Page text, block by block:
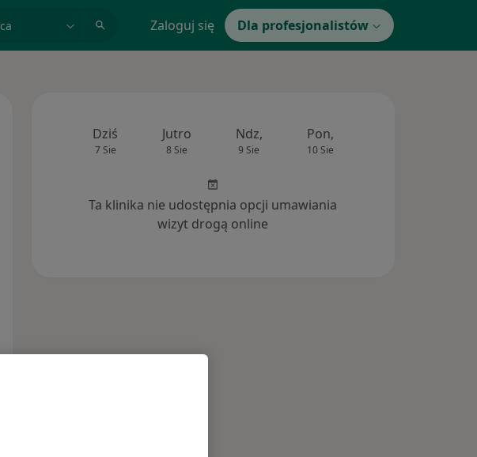
Zaloguj się Dla profesjonalistów
Dziś
7 Sie
Jutro
8 Sie
Ndz,
9 Sie
Pon,
10 Sie
Ta klinika nie udostępnia opcji umawiania
wizyt drogą online